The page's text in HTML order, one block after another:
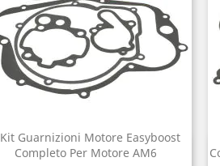
Kit Guarnizioni Motore Easyboost
Completo Per Motore AM6
Anteprima